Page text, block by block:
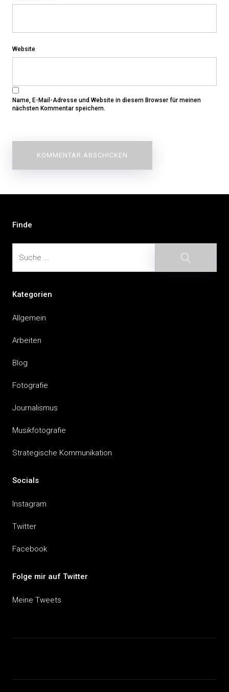
Website
Name, E-Mail-Adresse und Website in diesem Browser für meinen
nächsten Kommentar speichern.
Finde
Suche
Kategorien
Allgemein
Arbeiten
Blog
Fotografie
Journalismus
Musikfotografie
Strategische Kommunikation
Socials
Instagram
Twitter
Facebook
Folge mir auf Twitter
Meine Tweets